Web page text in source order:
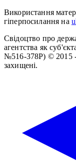
Використання
гіперпосилання на
Свідоцтво про
агентства як
№516-378Р) © 2015
захищені.